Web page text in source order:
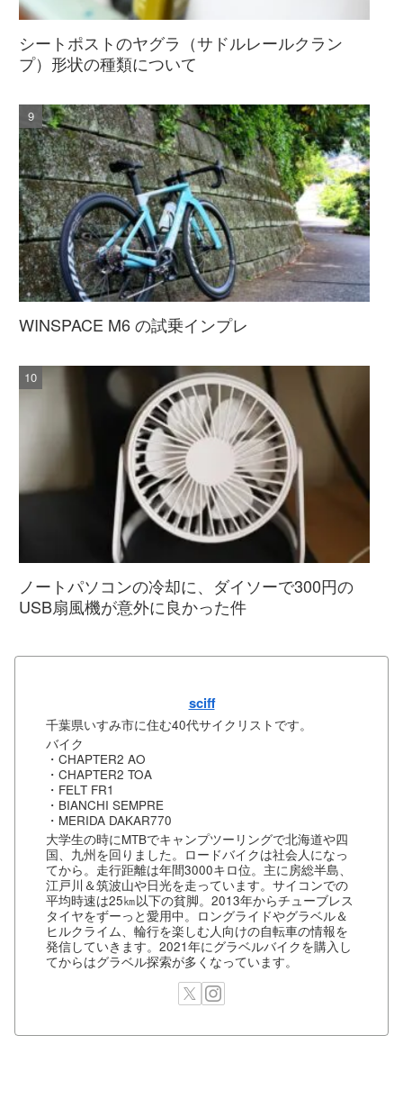
シートポストのヤグラ（サドルレールクラン
プ）形状の種類について
WINSPACE M6 の試乗インプレ
ノートパソコンの冷却に、ダイソーで300円の
USB扇風機が意外に良かった件
sciff
千葉県いすみ市に住む40代サイクリストです。
バイク
・CHAPTER2 AO
・CHAPTER2 TOA
・FELT FR1
・BIANCHI SEMPRE
・MERIDA DAKAR770
大学生の時にMTBでキャンプツーリングで北海道や四
国、九州を回りました。ロードバイクは社会人になっ
てから。走行距離は年間3000キロ位。主に房総半島、
江戸川＆筑波山や日光を走っています。サイコンでの
平均時速は25㎞以下の貧脚。2013年からチューブレス
タイヤをずーっと愛用中。ロングライドやグラベル＆
ヒルクライム、輪行を楽しむ人向けの自転車の情報を
発信していきます。2021年にグラベルバイクを購入し
てからはグラベル探索が多くなっています。